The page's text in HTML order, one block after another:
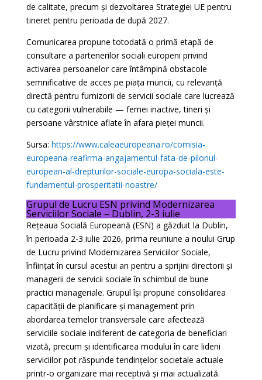
de calitate, precum și dezvoltarea Strategiei UE pentru
tineret pentru perioada de după 2027.
Comunicarea propune totodată o primă etapă de
consultare a partenerilor sociali europeni privind
activarea persoanelor care întâmpină obstacole
semnificative de acces pe piața muncii, cu relevanță
directă pentru furnizorii de servicii sociale care lucrează
cu categorii vulnerabile — femei inactive, tineri și
persoane vârstnice aflate în afara pieței muncii.
Sursa: https://www.caleaeuropeana.ro/comisia-
europeana-reafirma-angajamentul-fata-de-pilonul-
european-al-drepturilor-sociale-europa-sociala-este-
fundamentul-prosperitatii-noastre/
Grupul de Lucru ESN privind Modernizarea
Serviciilor Sociale – Dublin, 2-3 iulie
Rețeaua Socială Europeană (ESN) a găzduit la Dublin,
în perioada 2-3 iulie 2026, prima reuniune a noului Grup
de Lucru privind Modernizarea Serviciilor Sociale,
înființat în cursul acestui an pentru a sprijini directorii și
managerii de servicii sociale în schimbul de bune
practici manageriale. Grupul își propune consolidarea
capacității de planificare și management prin
abordarea temelor transversale care afectează
serviciile sociale indiferent de categoria de beneficiari
vizată, precum și identificarea modului în care liderii
serviciilor pot răspunde tendințelor societale actuale
printr-o organizare mai receptivă și mai actualizată.